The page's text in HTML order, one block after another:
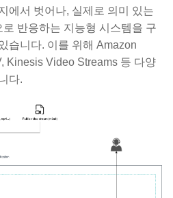
에서 벗어나, 실제로 의미 있는
반응하는 지능형 시스템을 구
습니다. 이를 위해 Amazon
Kinesis Video Streams 등 다양
다.